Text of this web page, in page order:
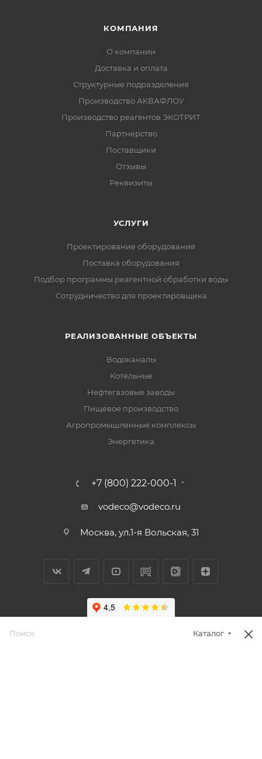
КОМПАНИЯ
О компании
Доставка и оплата
Структурные подразделения
Производство АКВАФЛОУ
Производство реагентов ЭКОТРИТ
Партнерство
Поставщики
Отзывы
Реквизиты
УСЛУГИ
Проектирование оборудования
Поставка оборудования
Подбор программы реагентной обработки воды
Сотрудничество для проектировщика
РЕАЛИЗОВАННЫЕ ОБЪЕКТЫ
Водоканалы
Котельные
Нефтегазовые заводы
Пищевое производство
Агропромышленные комплексы
Энергетика
+7 (800) 222-000-1
vodeco@vodeco.ru
Москва, ул.1-я Вольская, 31
Каталог